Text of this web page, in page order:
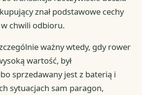
znał podstawowe cechy
chwili odbioru.
ważny wtedy, gdy rower
wartość, był
sprzedawany jest z baterią i
sytuacjach sam paragon,